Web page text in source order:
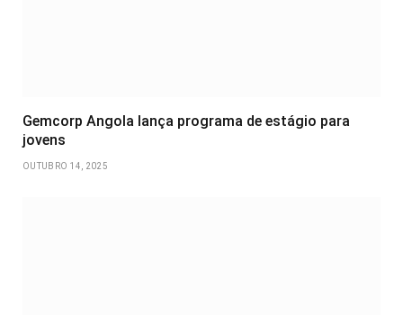
Gemcorp Angola lança programa de estágio para
jovens
OUTUBRO 14, 2025